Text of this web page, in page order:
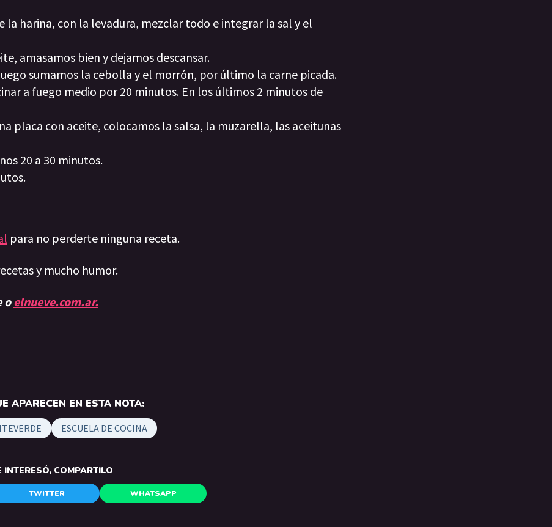
la harina, con la levadura, mezclar todo e integrar la sal y el
amasamos bien y dejamos descansar.
sumamos la cebolla y el morrón, por último la carne picada.
a fuego medio por 20 minutos. En los últimos 2 minutos de
placa con aceite, colocamos la salsa, la muzarella, las aceitunas
20 a 30 minutos.
para no perderte ninguna receta.
y mucho humor.
oelnueve.com.ar.
APARECEN EN ESTA NOTA:
ESCUELA DE COCINA
INTERESÓ, COMPARTILO
TWITTER WHATSAPP